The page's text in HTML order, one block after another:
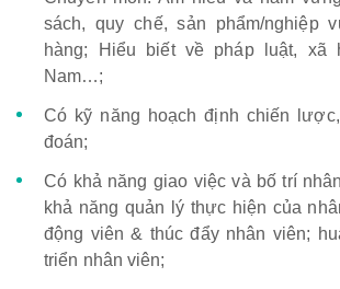
sách, quy chế, sản phẩm/nghiệp
hàng; Hiểu biết về pháp luật, xã
Nam…;
Có kỹ năng hoạch định chiến
đoán;
Có khả năng giao việc và bố trí
khả năng quản lý thực hiện của
động viên & thúc đẩy nhân viên;
triển nhân viên;